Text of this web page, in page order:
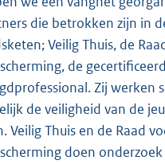
die betrokken zijn in
Veilig Thuis, de
de
Zij werken
de veiligheid van de
Veilig Thuis en de Raad
doen